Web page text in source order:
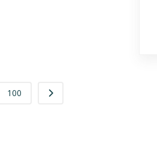
100